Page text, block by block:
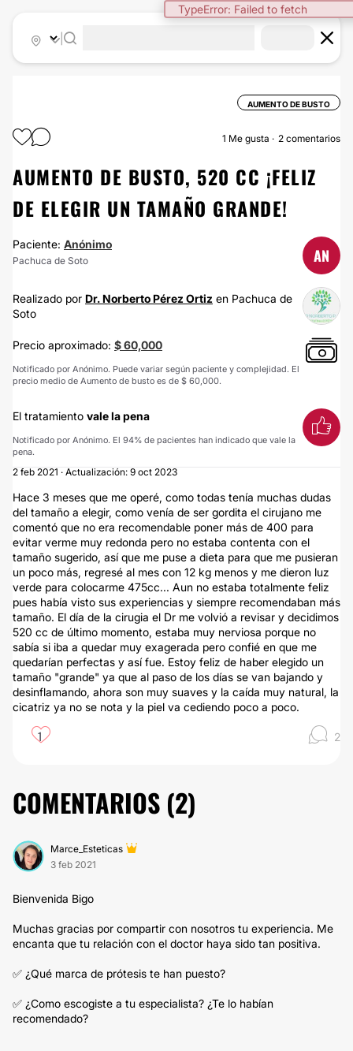
TypeError: Failed to fetch
AUMENTO DE BUSTO
1 Me gusta 2 comentarios
AUMENTO DE BUSTO, 520 CC ¡FELIZ
DE ELEGIR UN TAMAÑO GRANDE!
Paciente: Anónimo
Pachuca de Soto AN
Realizado por Dr. Norberto Pérez Ortiz en Pachuca de
Soto
Precio aproximado: $ 60,000
Notificado por Anónimo. Puede variar según paciente y complejidad. El
precio medio de Aumento de busto es de $ 60,000.
El tratamiento vale la pena
Notificado por Anónimo. El 94% de pacientes han indicado que vale la
pena.
2 feb 2021 · Actualización: 9 oct 2023
Hace 3 meses que me operé, como todas tenía muchas dudas
del tamaño a elegir, como venía de ser gordita el cirujano me
comentó que no era recomendable poner más de 400 para
evitar verme muy redonda pero no estaba contenta con el
tamaño sugerido, así que me puse a dieta para que me pusieran
un poco más, regresé al mes con 12 kg menos y me dieron luz
verde para colocarme 475cc... Aun no estaba totalmente feliz
pues había visto sus experiencias y siempre recomendaban más
tamaño. El día de la cirugia el Dr me volvió a revisar y decidimos
520 cc de último momento, estaba muy nerviosa porque no
sabía si iba a quedar muy exagerada pero confié en que me
quedarían perfectas y así fue. Estoy feliz de haber elegido un
tamaño "grande" ya que al paso de los días se van bajando y
desinflamando, ahora son muy suaves y la caída muy natural, la
cicatriz ya no se nota y la piel va cediendo poco a poco.
1 2
COMENTARIOS (2)
Marce_Esteticas
3 feb 2021
Bienvenida Bigo
Muchas gracias por compartir con nosotros tu experiencia. Me
encanta que tu relación con el doctor haya sido tan positiva.
✅ ¿Qué marca de prótesis te han puesto?
✅ ¿Como escogiste a tu especialista? ¿Te lo habían
recomendado?